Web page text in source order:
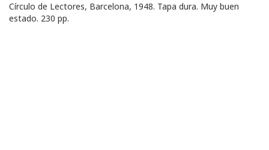
Círculo de Lectores, Barcelona, 1948. Tapa dura. Muy buen
estado. 230 pp.